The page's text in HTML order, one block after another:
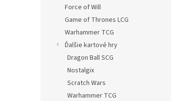
Force of Will
Game of Thrones LCG
Warhammer TCG
Ďalšie kartové hry
Dragon Ball SCG
Nostalgix
Scratch Wars
Warhammer TCG